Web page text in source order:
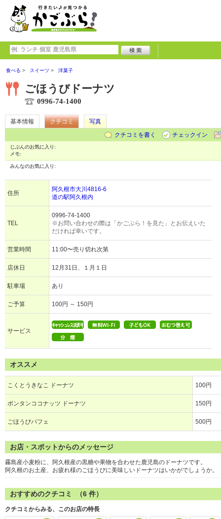
食べる スイーツ 洋菓子
ごほうびドーナツ
0996-74-1400
基本情報 クチコミ
写真
クチコミを書く
チェックイン
じぶんのお気に入り:
メモ:
みんなのお気に入り:
住所
阿久根市大川4816-6
道の駅阿久根内
TEL
0996-74-1400
※お問い合わせの際は「かごぶら！を見た」とお伝えいた
だければ幸いです。
営業時間 11:00〜売り切れ次第
店休日 12月31日、１月１日
駐車場 あり
ご予算 100円 ～ 150円
サービス
オススメ
こくとうきなこ ドーナツ 100円
ボンタンココナッツ ドーナツ 150円
ごほうびパフェ 500円
お店・スポットからのメッセージ
霧島産小麦粉に、阿久根産の黒糖や果物を合わせた鹿児島のドーナツです。
阿久根のお土産、お疲れ様のごほうびに美味しいドーナツはいかがでしょうか。
おすすめのクチコミ （6 件）
クチコミからみる、このお店の特長